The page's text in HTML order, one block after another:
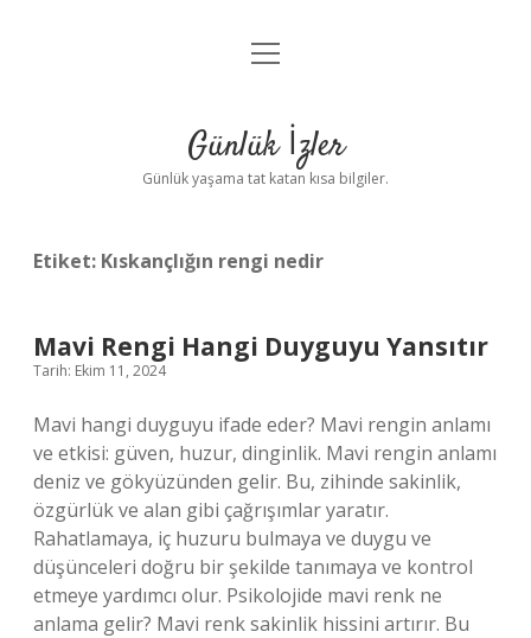
Anasayfa
Yasal Uyarı
menüyü
Günlük İzler
Günlük yaşama tat katan kısa bilgiler.
Etiket: Kıskançlığın rengi nedir
Mavi Rengi Hangi Duyguyu Yansıtır
Tarih: Ekim 11, 2024
Mavi hangi duyguyu ifade eder? Mavi rengin anlamı
ve etkisi: güven, huzur, dinginlik. Mavi rengin anlamı
deniz ve gökyüzünden gelir. Bu, zihinde sakinlik,
özgürlük ve alan gibi çağrışımlar yaratır.
Rahatlamaya, iç huzuru bulmaya ve duygu ve
düşünceleri doğru bir şekilde tanımaya ve kontrol
etmeye yardımcı olur. Psikolojide mavi renk ne
anlama gelir? Mavi renk sakinlik hissini artırır. Bu